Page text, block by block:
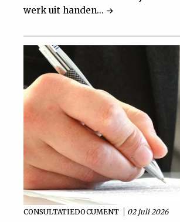
werk uit handen...
CONSULTATIEDOCUMENT 02 juli 2026